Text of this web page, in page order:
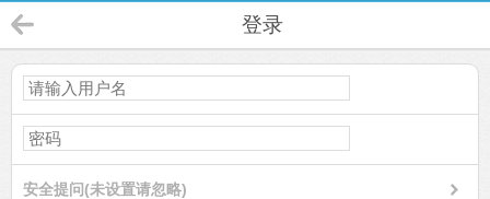
登录
安全提问(未设置请忽略)